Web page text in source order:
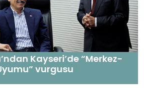
Kayseri’de “Merkez-
vurgusu